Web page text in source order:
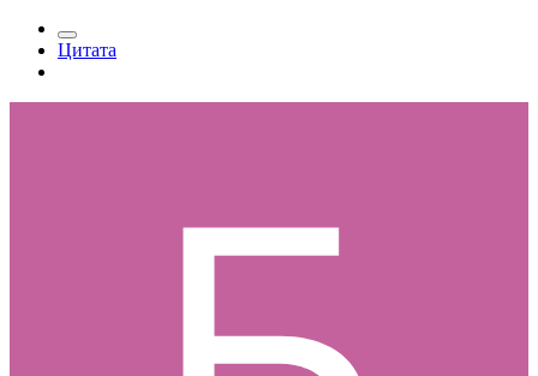
Цитата